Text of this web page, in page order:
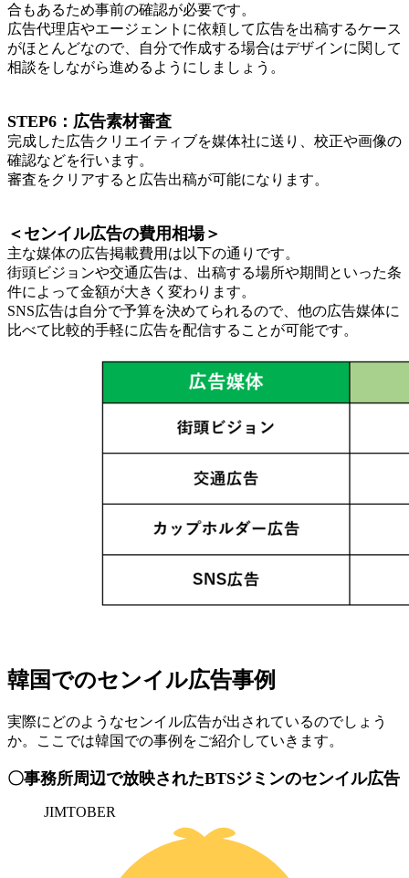
合もあるため事前の確認が必要です。
広告代理店やエージェントに依頼して広告を出稿するケース
がほとんどなので、自分で作成する場合はデザインに関して
相談をしながら進めるようにしましょう。
STEP6：広告素材審査
完成した広告クリエイティブを媒体社に送り、校正や画像の
確認などを行います。
審査をクリアすると広告出稿が可能になります。
＜センイル広告の費用相場＞
主な媒体の広告掲載費用は以下の通りです。
街頭ビジョンや交通広告は、出稿する場所や期間といった条
件によって金額が大きく変わります。
SNS広告は自分で予算を決めてられるので、他の広告媒体に
比べて比較的手軽に広告を配信することが可能です。
韓国でのセンイル広告事例
実際にどのようなセンイル広告が出されているのでしょう
か。ここでは韓国での事例をご紹介していきます。
〇事務所周辺で放映されたBTSジミンのセンイル広告
JIMTOBER